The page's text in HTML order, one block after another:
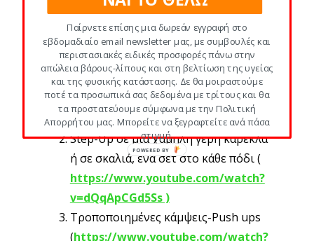
v=EKHeXP9Kpc0)
Κωπηλατική σε ημικάθισμα
(https://www.youtube.com/watch?
v=pnc8JL_KjSI)
Ημικαθίσματα με εκτάσεις ώμων στο πλάι
(https://www.youtube.com/watch?
v=fRkoS9K8zUU)
Πάντα κάνε διατάσεις στο τέλος κάθε προπόνησης:
https://www.youtube.com/watch?
v=qC7960yMaxA
Παίρνετε επίσης μια δωρεάν εγγραφή στο εβδομαδιαίο
email newsletter μας, με συμβουλές και περιστασιακές
ειδικές προσφορές πάνω στην απώλεια βάρους-λίπους
και στη βελτίωση της υγείας και της φυσικής κατάστασης.
Δε θα μοιραστούμε ποτέ τα προσωπικά σας δεδομένα με
τρίτους και θα τα προστατεύουμε σύμφωνα με την
Πολιτική Απορρήτου μας. Μπορείτε να ξεγραφτείτε ανά
πάσα στιγμή.
POWERED BY